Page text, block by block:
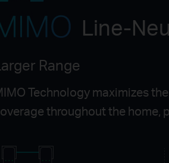
Line-
Range
Technology maximizes
throughout the home,